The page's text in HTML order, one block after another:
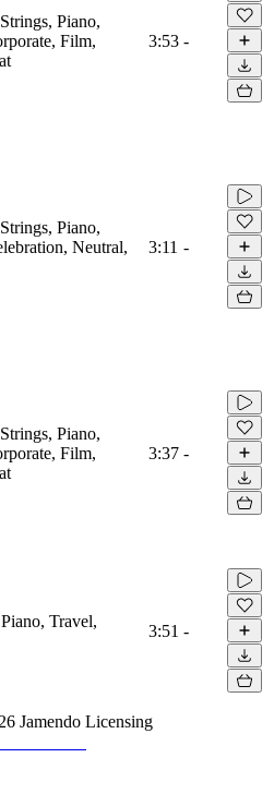
Piano,
Film,
3:53 -
Piano,
Neutral,
3:11 -
Piano,
Film,
3:37 -
Travel,
3:51 -
Jamendo Licensing